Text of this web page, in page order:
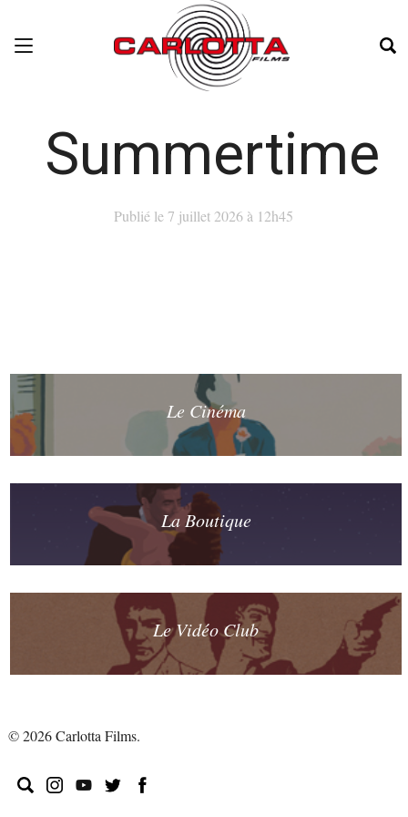
Summertime
Publié le 7 juillet 2026 à 12h45
Le Cinéma
La Boutique
Le Vidéo Club
© 2026 Carlotta Films.